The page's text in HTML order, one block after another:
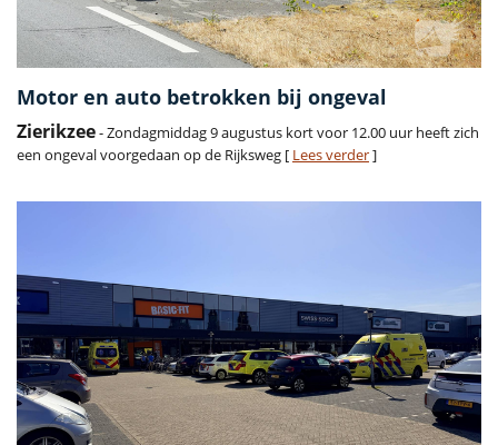
Motor en auto betrokken bij ongeval
Zierikzee- Zondagmiddag 9 augustus kort voor 12.00 uur heeft zich
een ongeval voorgedaan op de Rijksweg [ Lees verder]